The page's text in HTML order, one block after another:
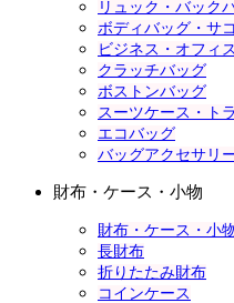
リュック・バック
ボディバッグ・サ
ビジネス・オフィ
クラッチバッグ
ボストンバッグ
スーツケース・ト
エコバッグ
バッグアクセサリ
財布・ケース・小物
財布・ケース・小
長財布
折りたたみ財布
コインケース